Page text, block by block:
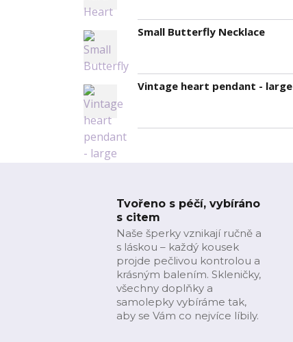
Small Butterfly Necklace
Vintage heart pendant - large
Tvořeno s péčí, vybíráno
s citem
Naše šperky vznikají ručně a
s láskou – každý kousek
projde pečlivou kontrolou a
krásným balením. Skleničky,
všechny doplňky a
samolepky vybíráme tak,
aby se Vám co nejvíce líbily.